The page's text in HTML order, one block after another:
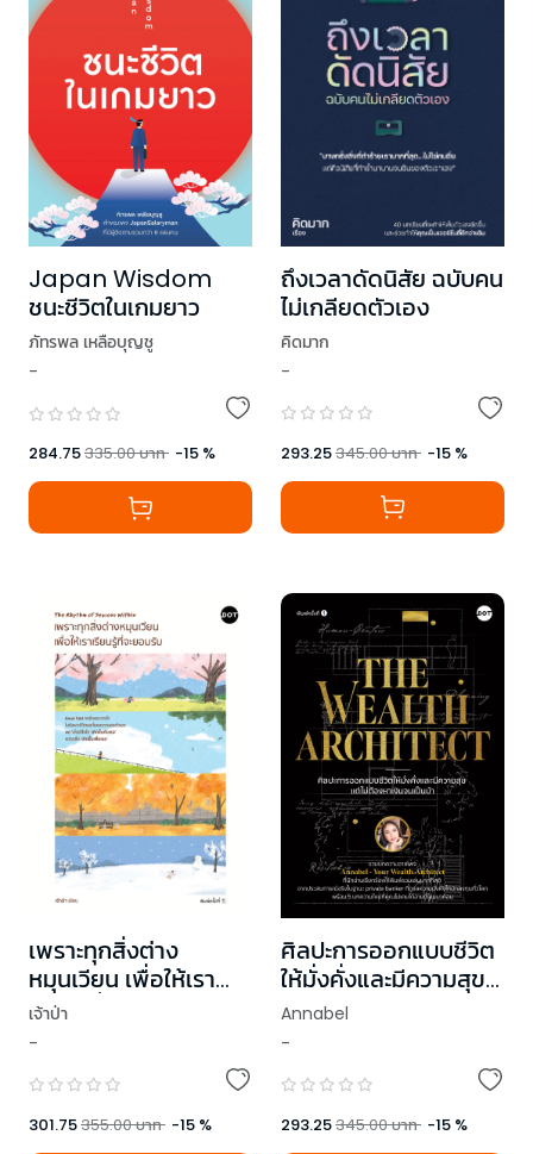
Japan Wisdom
ชนะชีวิตในเกมยาว
ภัทรพล เหลือบุญชู
-
284.75335.00บาท -15 %
ถึงเวลาดัดนิสัย ฉบับคน
ไม่เกลียดตัวเอง
คิดมาก
-
293.25345.00บาท -15 %
เพราะทุกสิ่งต่าง
หมุนเวียน เพื่อให้เรา
เรียนรู้ที่จะยอมรับ (The
Rhythm of
เจ้าป่า
-
301.75355.00บาท -15 %
ศิลปะการออกแบบชีวิต
ให้มั่งคั่งและมีความสุข
แต่ไม่ต้องหาเงินจนเป็น
บ้า
Annabel
-
293.25345.00บาท -15 %